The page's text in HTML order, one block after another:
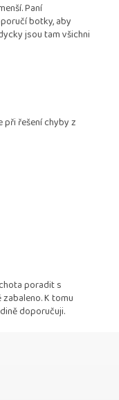
Paní
botky, aby
jsou tam všichni
hvězdiček.
při řešení chyby z
hvězdiček.
hvězdiček.
poradit s
K tomu
doporučuji.